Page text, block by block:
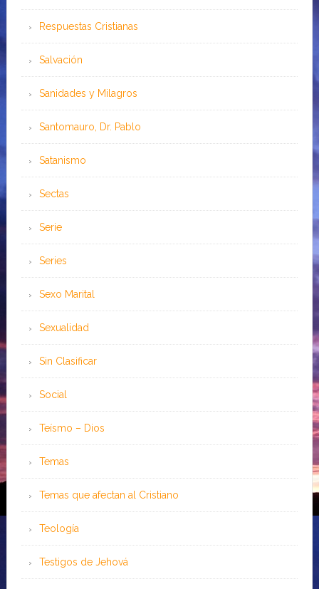
Respuestas Cristianas
Salvación
Sanidades y Milagros
Santomauro, Dr. Pablo
Satanismo
Sectas
Serie
Series
Sexo Marital
Sexualidad
Sin Clasificar
Social
Teísmo – Dios
Temas
Temas que afectan al Cristiano
Teología
Testigos de Jehová